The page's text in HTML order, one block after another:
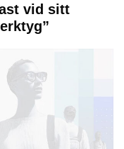
vid sitt